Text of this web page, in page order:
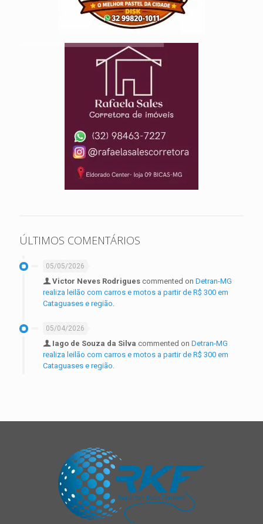
ÚLTIMOS COMENTÁRIOS
05/05/2026
Victor Neves Rodrigues commented on Detran-MG
realiza leilão com carros e motos a partir de R$ 300 em
Cataguases e região.
05/04/2026
Iago de Souza da Silva commented on Detran-MG
realiza leilão com carros e motos a partir de R$ 300 em
Cataguases e região.